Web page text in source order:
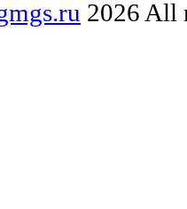
2026 All